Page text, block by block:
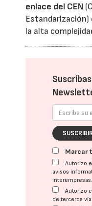
enlace del CEN
Estandarización)
la alta
Marcar
Autorizo
avisos
Autorizo
de terceros